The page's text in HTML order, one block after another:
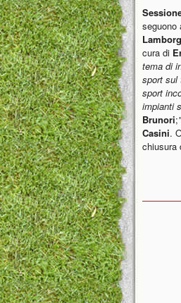
seguono
cura di
tema di
sport sul
sport
impianti
Brunori;
Casini.
chiusura